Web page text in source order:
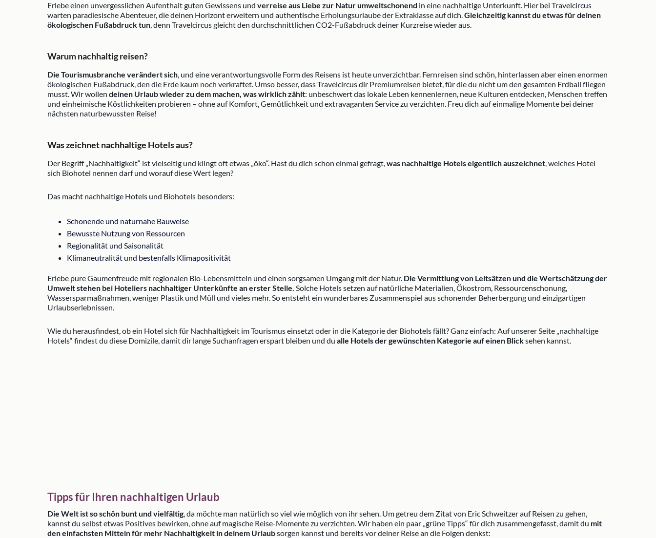
Erlebe einen unvergesslichen Aufenthalt guten Gewissens und verreise aus Liebe zur Natur umweltschonend in eine nachhaltige Unterkunft. Hier bei Travelcircus
warten paradiesische Abenteuer, die deinen Horizont erweitern und authentische Erholungsurlaube der Extraklasse auf dich.Gleichzeitig kannst du etwas für deinen
ökologischen Fußabdruck tun, denn Travelcircus gleicht den durchschnittlichen CO2-Fußabdruck deiner Kurzreise wieder aus.
Warum nachhaltig reisen?
Die Tourismusbranche verändert sich, und eine verantwortungsvolle Form des Reisens ist heute unverzichtbar. Fernreisen sind schön, hinterlassen aber einen enormen
ökologischen Fußabdruck, den die Erde kaum noch verkraftet. Umso besser, dass Travelcircus dir Premiumreisen bietet, für die du nicht um den gesamten Erdball fliegen
musst. Wir wollen deinen Urlaub wieder zu dem machen, was wirklich zählt: unbeschwert das lokale Leben kennenlernen, neue Kulturen entdecken, Menschen treffen
und einheimische Köstlichkeiten probieren – ohne auf Komfort, Gemütlichkeit und extravaganten Service zu verzichten. Freu dich auf einmalige Momente bei deiner
nächsten naturbewussten Reise!
Was zeichnet nachhaltige Hotels aus?
Der Begriff „Nachhaltigkeit“ ist vielseitig und klingt oft etwas „öko“. Hast du dich schon einmal gefragt,was nachhaltige Hotels eigentlich auszeichnet, welches Hotel
sich Biohotel nennen darf und worauf diese Wert legen?
Das macht nachhaltige Hotels und Biohotels besonders:
Schonende und naturnahe Bauweise
Bewusste Nutzung von Ressourcen
Regionalität und Saisonalität
Klimaneutralität und bestenfalls Klimapositivität
Erlebe pure Gaumenfreude mit regionalen Bio-Lebensmitteln und einen sorgsamen Umgang mit der Natur. Die Vermittlung von Leitsätzen und die Wertschätzung der
Umwelt stehen bei Hoteliers nachhaltiger Unterkünfte an erster Stelle. Solche Hotels setzen auf natürliche Materialien, Ökostrom, Ressourcenschonung,
Wassersparmaßnahmen, weniger Plastik und Müll und vieles mehr. So entsteht ein wunderbares Zusammenspiel aus schonender Beherbergung und einzigartigen
Urlaubserlebnissen.
Wie du herausfindest, ob ein Hotel sich für Nachhaltigkeit im Tourismus einsetzt oder in die Kategorie der Biohotels fällt? Ganz einfach: Auf unserer Seite „nachhaltige
Hotels“ findest du diese Domizile, damit dir lange Suchanfragen erspart bleiben und du alle Hotels der gewünschten Kategorie auf einen Blicksehen kannst.
Tipps für Ihren nachhaltigen Urlaub
Die Welt ist so schön bunt und vielfältig, da möchte man natürlich so viel wie möglich von ihr sehen. Um getreu dem Zitat von Eric Schweitzer auf Reisen zu gehen,
kannst du selbst etwas Positives bewirken, ohne auf magische Reise-Momente zu verzichten. Wir haben ein paar „grüne Tipps“ für dich zusammengefasst, damit du mit
den einfachsten Mitteln für mehr Nachhaltigkeit in deinem Urlaubsorgen kannst und bereits vor deiner Reise an die Folgen denkst: